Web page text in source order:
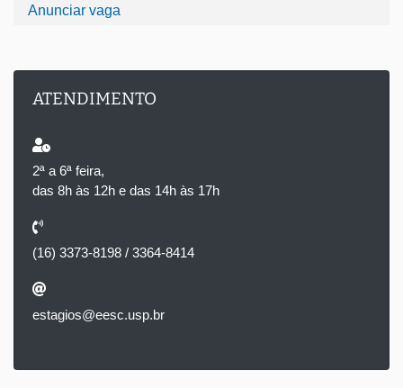
Anunciar vaga
ATENDIMENTO
2ª a 6ª feira,
das 8h às 12h e das 14h às 17h
(16) 3373-8198 / 3364-8414
estagios@eesc.usp.br